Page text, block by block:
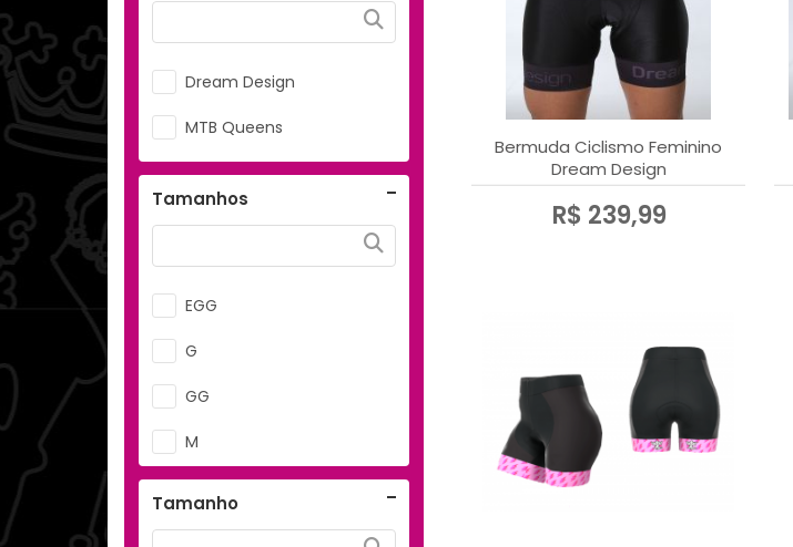
Dream Design
MTB Queens
Tamanhos
EGG
G
GG
M
P
PP
Tamanho
Bermuda Ciclismo Feminino
Dream Design
R$ 239,99